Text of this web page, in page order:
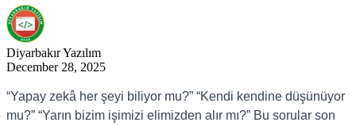
DiyarbakırYazılım
December 28, 2025
“Yapay zekâ her şeyi biliyor mu?” “Kendi kendine düşünüyor
mu?” “Yarın bizim işimizi elimizden alır mı?” Bu sorular son